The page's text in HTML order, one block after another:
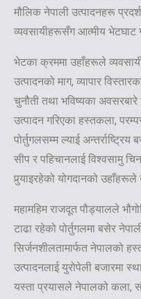
मौलिक नेपाली उत्पादनहरू
व्यवसायीहरूसँग आत्मीय भेटघाट
भेटका क्रममा उहाँहरूले
उत्पादनको माग, व्यापार
चुनौती तथा भविष्यका
उत्पादन गरिएका हस्तकला,
पोर्तुगलसम्म ल्याई
सीप र पहिचानलाई विश्वसामु
पुर्‍याइरहेको योगदानको
महामहिम राजदूत पौड्यालले
टाढा रहेको पोर्तुगलमा बसेर
सिर्जनशीलतामार्फत नेपालको
उत्पादनलाई युरोपेली बजारमा
यस्ता प्रयासले नेपालको कला,